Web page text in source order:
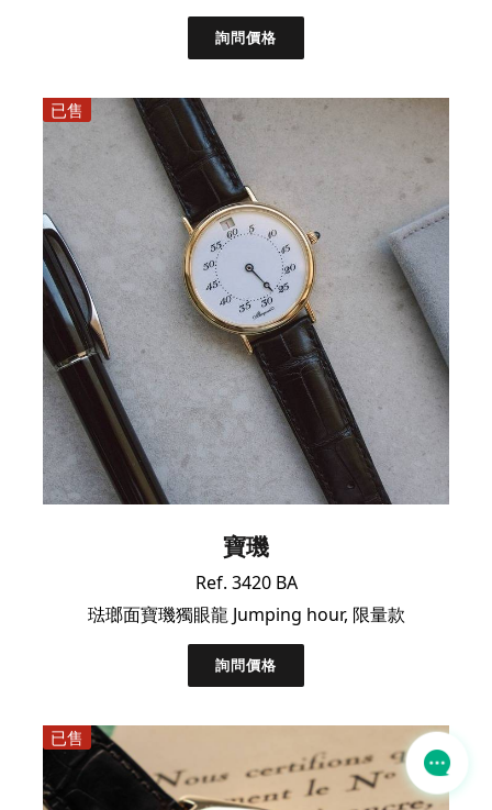
詢問價格
已售
寶璣
Ref. 3420 BA
琺瑯面寶璣獨眼龍 Jumping hour, 限量款
詢問價格
已售